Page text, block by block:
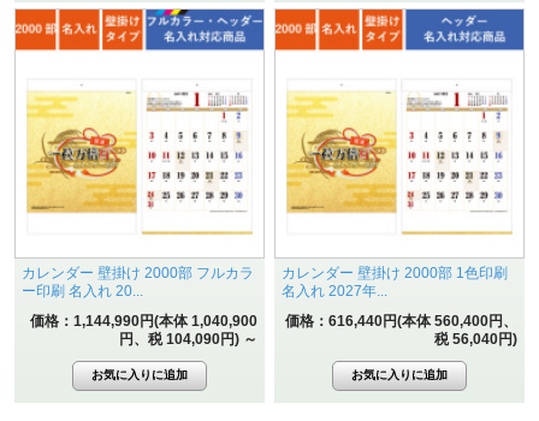
カレンダー 壁掛け 2000部 フルカラ
ー印刷 名入れ 20...
価格：1,144,990円(本体 1,040,900
円、税 104,090円) ～
カレンダー 壁掛け 2000部 1色印刷
名入れ 2027年...
価格：616,440円(本体 560,400円、
税 56,040円)